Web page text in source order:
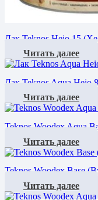
Лак Teknos Heio 15
Читать далее
Лак Teknos Aqua Heio
Читать далее
Teknos Woodex Aqua
Читать далее
Teknos Woodex Base
Читать далее